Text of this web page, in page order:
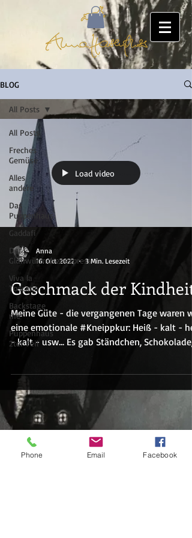
BLOG
All Posts
Freches
Gemüse
Alles
andere
Das
Puppenhaus
Gaddafi
Der
Glühwürmchenexpress
Viva la
Toscana
Backstage
me
Puppenhaus
2ter Teil
All Posts
Load video
Anna
16. Okt. 2022
3 Min. Lesezeit
Geschmack der Kindheit
Meine Güte - die vergangenen Tage waren
eine emotionale #Kneippkur: Heiß - kalt -
- kalt - usw... Es gab Ständchen, Schokolade,...
Phone Email Facebook